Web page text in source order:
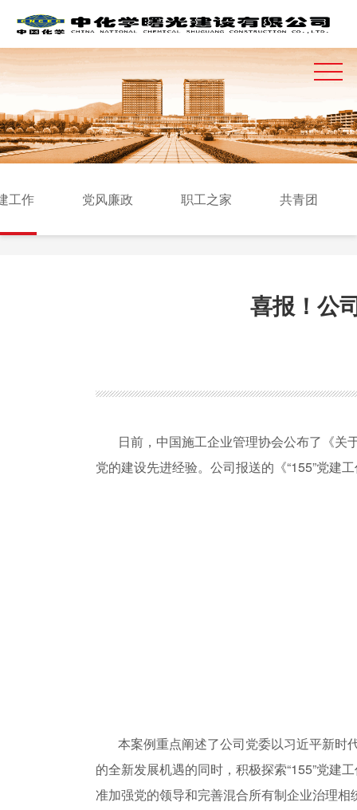
工作 党风廉政 职工之家 共青团
喜报！公
日前，中国施工企业管理协会公布了《关
党的建设先进经验。公司报送的《“155”党
本案例重点阐述了公司党委以习近平新时
的全新发展机遇的同时，积极探索“155”党建
准加强党的领导和完善混合所有制企业治理